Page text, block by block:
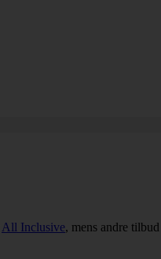
All Inclusive, mens andre